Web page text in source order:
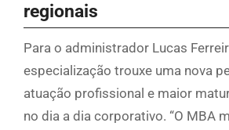
regionais
Para o administrador Lucas
especialização trouxe uma nova
atuação profissional e maior
no dia a dia corporativo. “O MBA